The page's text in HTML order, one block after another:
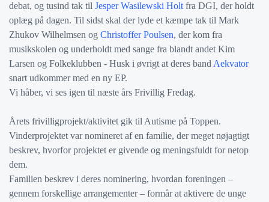
debat, og tusind tak til Jesper Wasilewski Holt fra DGI, der holdt
oplæg på dagen. Til sidst skal der lyde et kæmpe tak til Mark
Zhukov Wilhelmsen og Christoffer Poulsen, der kom fra
musikskolen og underholdt med sange fra blandt andet Kim
Larsen og Folkeklubben - Husk i øvrigt at deres band Aekvator
snart udkommer med en ny EP.
Vi håber, vi ses igen til næste års Frivillig Fredag.
Årets frivilligprojekt/aktivitet gik til Autisme på Toppen.
Vinderprojektet var nomineret af en familie, der meget nøjagtigt
beskrev, hvorfor projektet er givende og meningsfuldt for netop
dem.
Familien beskrev i deres nominering, hvordan foreningen –
gennem forskellige arrangementer – formår at aktivere de unge